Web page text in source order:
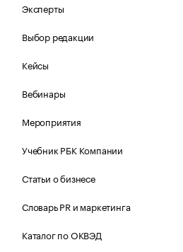
Эксперты
Выбор редакции
Кейсы
Вебинары
Мероприятия
Учебник РБК Компании
Статьи о бизнесе
Словарь PR и маркетинга
Каталог по ОКВЭД